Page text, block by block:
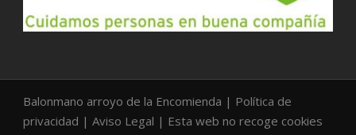
Balonmano arroyo de la Encomienda | Política de
privacidad | Aviso Legal | Esta web no recoge cookies